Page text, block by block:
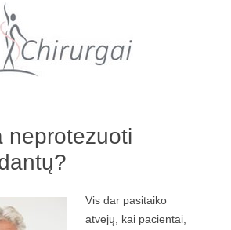
neprotezuoti
Vis dar pasitaiko
atvejų, kai pacientai,